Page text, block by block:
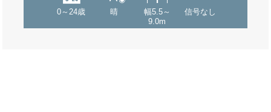
0～24歳 晴
幅5.5～
9.0m
信号なし